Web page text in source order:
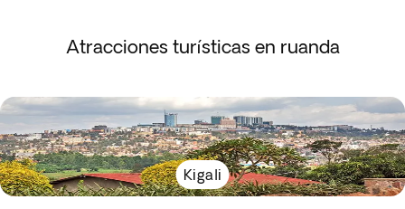
Atracciones turísticas en ruanda
Kigali